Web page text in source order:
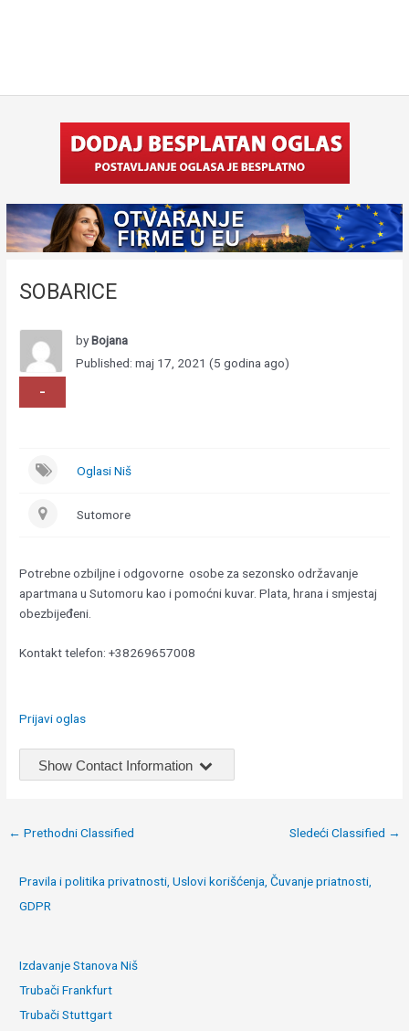
SOBARICE
byBojana
Published: maj 17, 2021 (5 godina ago)
-
Oglasi Niš
Sutomore
Potrebne ozbiljne i odgovorne osobe za sezonsko održavanje
apartmana u Sutomoru kao i pomoćni kuvar. Plata, hrana i smjestaj
obezbijeđeni.
Kontakt telefon: +38269657008
Prijavi oglas
Show Contact Information
Post
← Prethodni Classified Sledeći Classified →
Pravila i politika privatnosti, Uslovi korišćenja, Čuvanje priatnosti,
GDPR
Izdavanje Stanova Niš
Trubači Frankfurt
Trubači Stuttgart